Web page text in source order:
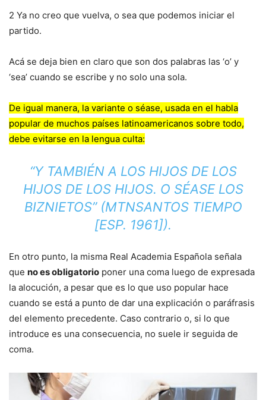
2 Ya no creo que vuelva, o sea que podemos iniciar el
partido.
Acá se deja bien en claro que son dos palabras las ‘o’ y
‘sea’ cuando se escribe y no solo una sola.
De igual manera, la variante o séase, usada en el habla
popular de muchos países latinoamericanos sobre todo,
debe evitarse en la lengua culta:
“Y TAMBIÉN A LOS HIJOS DE LOS
HIJOS DE LOS HIJOS. O SÉASE LOS
BIZNIETOS” (MTNSANTOS TIEMPO
[ESP. 1961]).
En otro punto, la misma Real Academia Española señala
que no es obligatorio poner una coma luego de expresada
la alocución, a pesar que es lo que uso popular hace
cuando se está a punto de dar una explicación o paráfrasis
del elemento precedente. Caso contrario o, si lo que
introduce es una consecuencia, no suele ir seguida de
coma.